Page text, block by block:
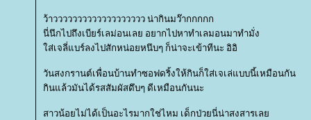
ว้าววววววววววววววววววว น่ากินมว๊ากกกกก
นี่นึกไปถึงเบียร์เลม่อนเลย อยากไปหาทำเลมอนมาทำมั่ง
ส่เจลี่แบร์ลงไปสักหน่อยหนึบๆ ก็น่าจะเข้าทีนะ อิอิ
วันสงกรานต์เพื่อนบ้านทำซอฟดริ้งให้กินก็ใส่เจเล่แบบนี้เหมือนกัน
กินแล้วมันได้รสสัมผัสดึบๆ ดีเหมือนกันนะ
สาวน้อยไม่ได้เป็นอะไรมากใช่ไหม เด็กป่วยนี่น่าสงสารเล